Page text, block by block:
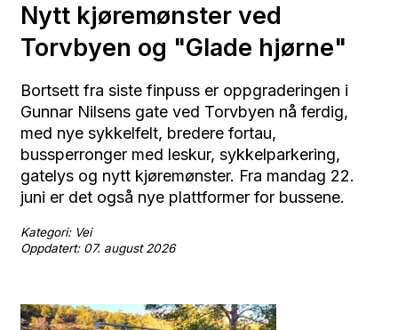
Nytt kjøremønster ved
Torvbyen og "Glade hjørne"
Bortsett fra siste finpuss er oppgraderingen i
Gunnar Nilsens gate ved Torvbyen nå ferdig,
med nye sykkelfelt, bredere fortau,
bussperronger med leskur, sykkelparkering,
gatelys og nytt kjøremønster. Fra mandag 22.
juni er det også nye plattformer for bussene.
Kategori: Vei
Oppdatert: 07. august 2026